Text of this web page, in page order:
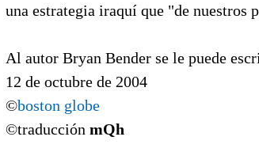
una estrategia iraquí que "de nuestros
Al autor Bryan Bender se le puede
12 de octubre de 2004
©boston globe
©traducción mQh